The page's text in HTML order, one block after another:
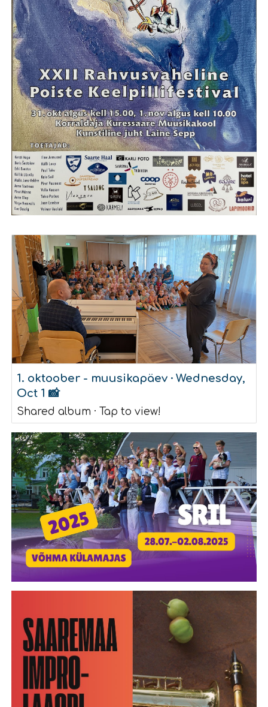
1. oktoober - muusikapäev · Wednesday,
Oct 1 📸
Shared album · Tap to view!